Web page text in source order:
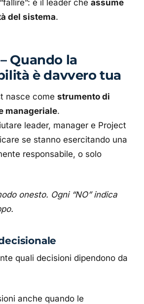
è il leader che assume
del sistema.
Quando la
è davvero tua
nasce come strumento di
manageriale.
leader, manager e Project
se stanno esercitando una
responsabile, o solo
onesto. Ogni “NO” indica
quali decisioni dipendono da
anche quando le